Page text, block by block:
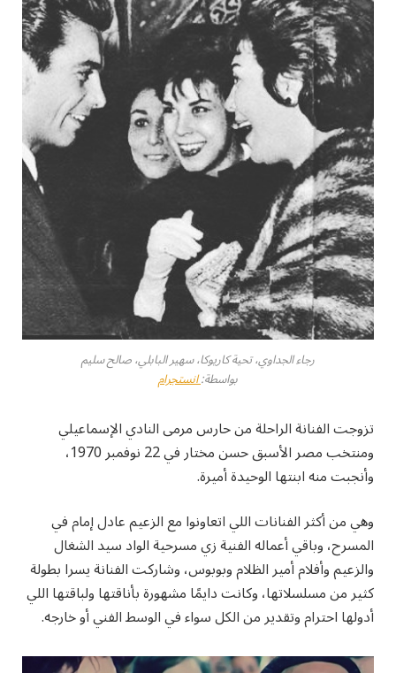
رجاء الجداوي، تحية كاريوكا، سهير البابلي، صالح سليم
بواسطة:انستجرام
تزوجت الفنانة الراحلة من حارس مرمى النادي الإسماعيلي
ومنتخب مصر الأسبق حسن مختار في 22 نوفمبر 1970،
وأنجبت منه ابنتها الوحيدة أميرة.
وهي من أكثر الفنانات اللي اتعاونوا مع الزعيم عادل إمام في
المسرح، وباقي أعماله الفنية زي مسرحية الواد سيد الشغال
والزعيم وأفلام أمير الظلام وبوبوس، وشاركت الفنانة يسرا بطولة
كثير من مسلسلاتها، وكانت دايمًا مشهورة بأناقتها ولباقتها اللي
أدولها احترام وتقدير من الكل سواء في الوسط الفني أو خارجه.